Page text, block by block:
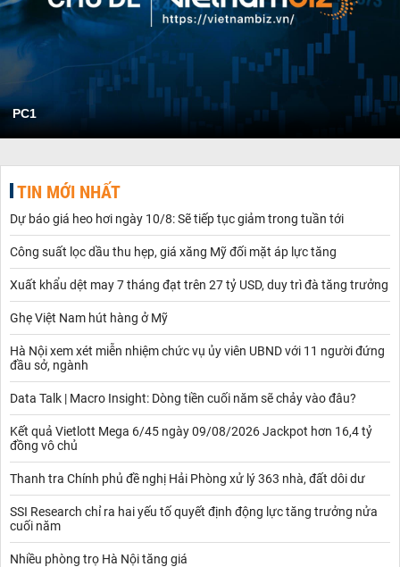
PC1
TIN MỚI NHẤT
Dự báo giá heo hơi ngày 10/8: Sẽ tiếp tục giảm trong tuần tới
Công suất lọc dầu thu hẹp, giá xăng Mỹ đối mặt áp lực tăng
Xuất khẩu dệt may 7 tháng đạt trên 27 tỷ USD, duy trì đà tăng trưởng
Ghẹ Việt Nam hút hàng ở Mỹ
Hà Nội xem xét miễn nhiệm chức vụ ủy viên UBND với 11 người đứng
đầu sở, ngành
Data Talk | Macro Insight: Dòng tiền cuối năm sẽ chảy vào đâu?
Kết quả Vietlott Mega 6/45 ngày 09/08/2026 Jackpot hơn 16,4 tỷ
đồng vô chủ
Thanh tra Chính phủ đề nghị Hải Phòng xử lý 363 nhà, đất dôi dư
SSI Research chỉ ra hai yếu tố quyết định động lực tăng trưởng nửa
cuối năm
Nhiều phòng trọ Hà Nội tăng giá